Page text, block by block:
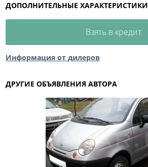
ДОПОЛНИТЕЛЬНЫЕ ХАРАКТЕРИСТИКИ
Взять в кредит
Информация от дилеров
ДРУГИЕ ОБЪЯВЛЕНИЯ АВТОРА